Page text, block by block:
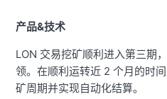
产品&技术
LON 交易挖矿顺利进入第三期
领。在顺利运转近 2 个月的时
矿周期并实现自动化结算。